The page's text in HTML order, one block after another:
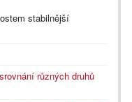
stabilnější
různých druhů